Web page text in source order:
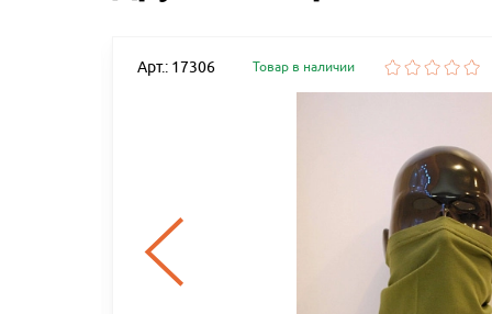
Арт.: 17306 Товар в наличии